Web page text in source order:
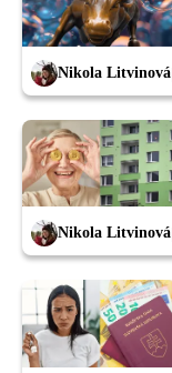
Nikola Litvinová
Nikola Litvinová